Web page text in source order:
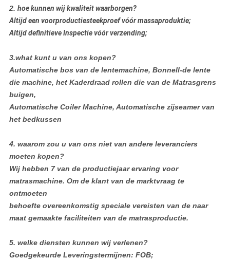
2. hoe kunnen wij kwaliteit waarborgen?
Altijd een voorproductiesteekproef vóór massaproduktie;
Altijd definitieve Inspectie vóór verzending;
3.what kunt u van ons kopen?
Automatische bos van de lentemachine, Bonnell-de lente
die machine, het Kaderdraad rollen die van de Matrasgrens
buigen,
Automatische Coiler Machine, Automatische zijseamer van
het bedkussen
4. waarom zou u van ons niet van andere leveranciers
moeten kopen?
Wij hebben 7 van de productiejaar ervaring voor
matrasmachine. Om de klant van de marktvraag te
ontmoeten
behoefte overeenkomstig speciale vereisten van de naar
maat gemaakte faciliteiten van de matrasproductie.
5. welke diensten kunnen wij verlenen?
Goedgekeurde Leveringstermijnen: FOB;